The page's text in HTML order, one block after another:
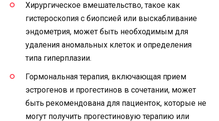
Хирургическое вмешательство, такое как
гистероскопия с биопсией или выскабливание
эндометрия, может быть необходимым для
удаления аномальных клеток и определения
типа гиперплазии.
Гормональная терапия, включающая прием
эстрогенов и прогестинов в сочетании, может
быть рекомендована для пациенток, которые не
могут получить прогестиновую терапию или